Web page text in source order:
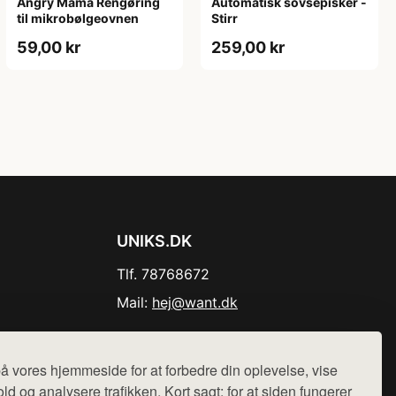
vores hjemmeside for at forbedre din oplevelse, vise
og analysere trafikken. Kort sagt: for at siden fungerer
til mikrobølgeovnen
59,00 kr
Stirr
259,00 kr
UNIKS.DK
Tlf. 78768672
Mail: hej@want.dk